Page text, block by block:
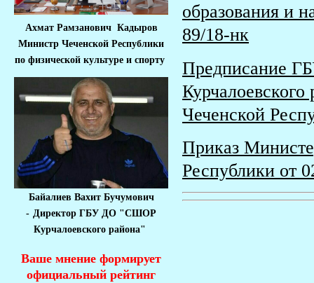
Ахмат Рамзанович Кадыров
Министр Чеченской Республики
по физической культуре и спорту
Байалиев Вахит Бучумович
- Директор ГБУ ДО "СШОР
Курчалоевского района"
Ваше мнение формирует
официальный рейтинг
образования и
89/18-нк
Предписание
Чеченской
Приказ
Республики от